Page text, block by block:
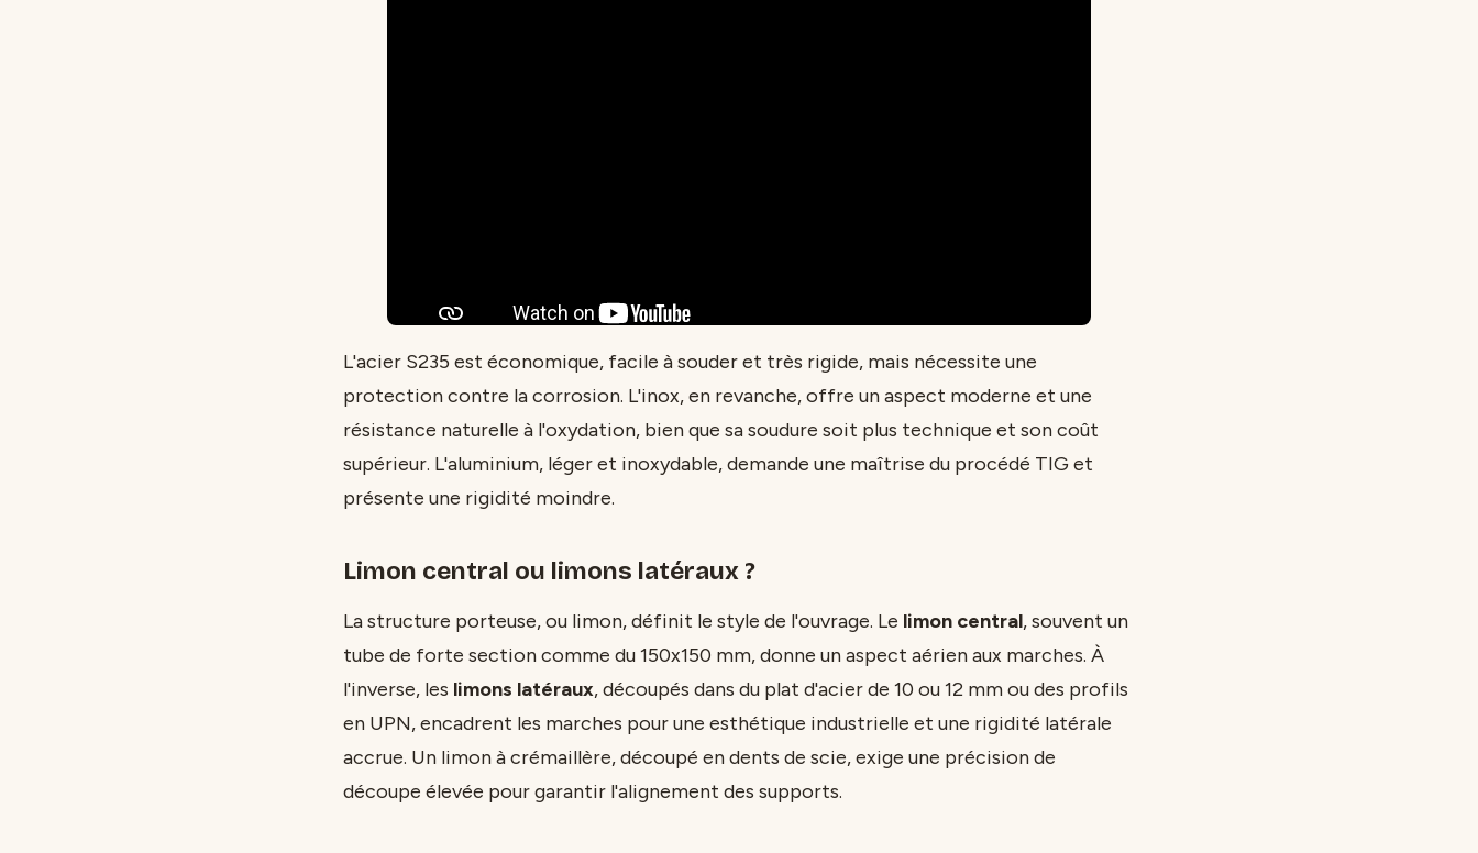
L'acier S235 est économique, facile à souder et très rigide, mais nécessite une
protection contre la corrosion. L'inox, en revanche, offre un aspect moderne et une
résistance naturelle à l'oxydation, bien que sa soudure soit plus technique et son coût
supérieur. L'aluminium, léger et inoxydable, demande une maîtrise du procédé TIG et
présente une rigidité moindre.
Limon central ou limons latéraux ?
La structure porteuse, ou limon, définit le style de l'ouvrage. Le limon central, souvent un
tube de forte section comme du 150x150 mm, donne un aspect aérien aux marches. À
l'inverse, les limons latéraux, découpés dans du plat d'acier de 10 ou 12 mm ou des profils
en UPN, encadrent les marches pour une esthétique industrielle et une rigidité latérale
accrue. Un limon à crémaillère, découpé en dents de scie, exige une précision de
découpe élevée pour garantir l'alignement des supports.